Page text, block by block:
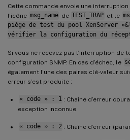
Cette commande envoie une
l’icône msg_name de TEST_TRAP et le
piège de test du pool XenServer
vérifier la configuration du
Si vous ne recevez pas l’interruption de
configuration SNMP. En cas d’échec, le
également l’une des paires clé-valeur
erreur s’est produite :
« code » : 1 : Chaîne d’erreur
exception inconnue.
« code » : 2 : Chaîne d’erreur